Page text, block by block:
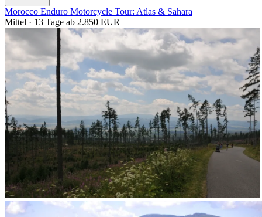
Morocco Enduro Motorcycle Tour: Atlas & Sahara
Mittel · 13 Tage ab 2.850 EUR